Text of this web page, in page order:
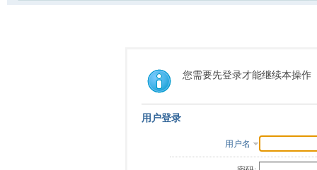
您需要先登录才能继续本操作
用户登录
用户名